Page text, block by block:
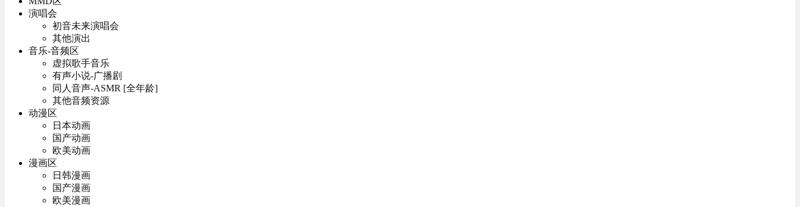
演唱会
初音未来演唱会
其他演出
音乐-音频区
虚拟歌手音乐
有声小说-广播剧
同人音声-ASMR [全年龄]
其他音频资源
动漫区
日本动画
国产动画
欧美动画
漫画区
日韩漫画
国产漫画
欧美漫画